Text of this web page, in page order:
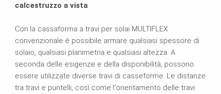
calcestruzzo a vista
Con la cassaforma a travi per solai MULTIFLEX
convenzionale è possibile armare qualsiasi spessore di
solaio, qualsiasi planimetria e qualsiasi altezza. A
seconda delle esigenze e della disponibilità, possono
essere utilizzate diverse travi di casseforme. Le distanze
tra travi e puntelli, così come l'orientamento delle travi